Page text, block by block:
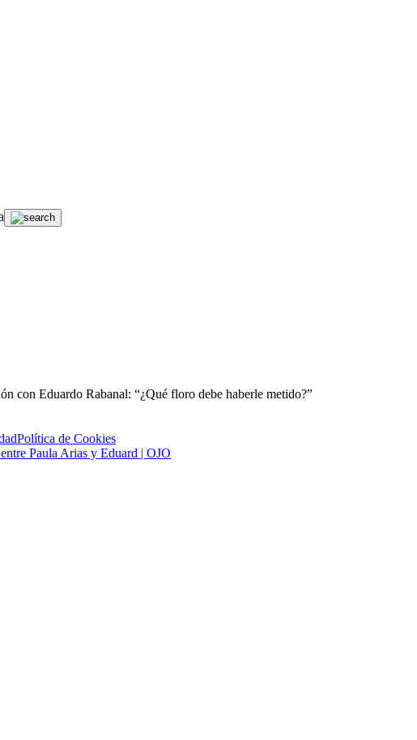
con Eduardo Rabanal: “¿Qué floro debe haberle metido?”
Política de Cookies